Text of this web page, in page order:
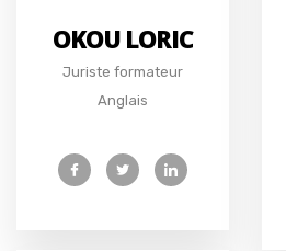
OKOU LORIC
Juriste formateur
Anglais